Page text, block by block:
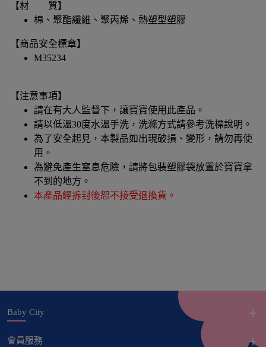
【材 質】
棉、聚酯纖維、聚丙烯、熱塑型塑膠
【商品安全標章】
M35234
【注意事項】
請在有大人監督下，讓寶寶使用此產品。
請以低溫30度水溫手洗，洗滌方式請參考洗標說明。
為了安全起見，本製品如出現破損、變形，請勿再使
用。
為避免產生窒息危險，請將包裝塑膠袋放置於寶寶拿
不到的地方。
本產品經拆封後恕不接受退換貨。
Baby City
會員服務